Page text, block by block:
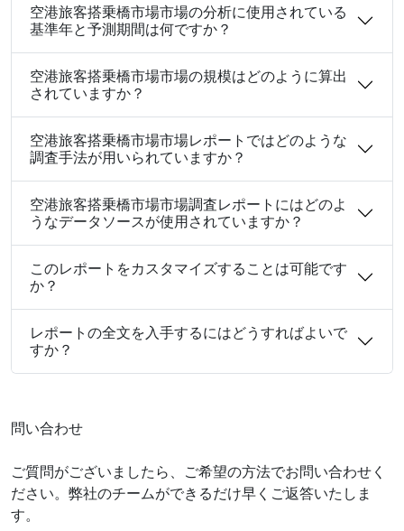
空港旅客搭乗橋市場市場の分析に使用されている
基準年と予測期間は何ですか？
空港旅客搭乗橋市場市場の規模はどのように算出
されていますか？
空港旅客搭乗橋市場市場レポートではどのような
調査手法が用いられていますか？
空港旅客搭乗橋市場市場調査レポートにはどのよ
うなデータソースが使用されていますか？
このレポートをカスタマイズすることは可能です
か？
レポートの全文を入手するにはどうすればよいで
すか？
問い合わせ
ご質問がございましたら、ご希望の方法でお問い合わせく
ださい。弊社のチームができるだけ早くご返答いたしま
す。